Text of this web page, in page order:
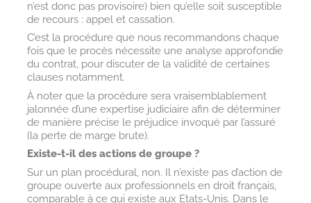
n’est donc pas provisoire) bien qu’elle soit susceptible
de recours : appel et cassation.
C’est la procédure que nous recommandons chaque
fois que le procès nécessite une analyse approfondie
du contrat, pour discuter de la validité de certaines
clauses notamment.
À noter que la procédure sera vraisemblablement
jalonnée d’une expertise judiciaire afin de déterminer
de manière précise le préjudice invoqué par l’assuré
(la perte de marge brute).
Existe-t-il des actions de groupe ?
Sur un plan procédural, non. Il n’existe pas d’action de
groupe ouverte aux professionnels en droit français,
comparable à ce qui existe aux Etats-Unis. Dans le